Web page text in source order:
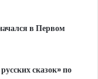
в Первом
сказок» по